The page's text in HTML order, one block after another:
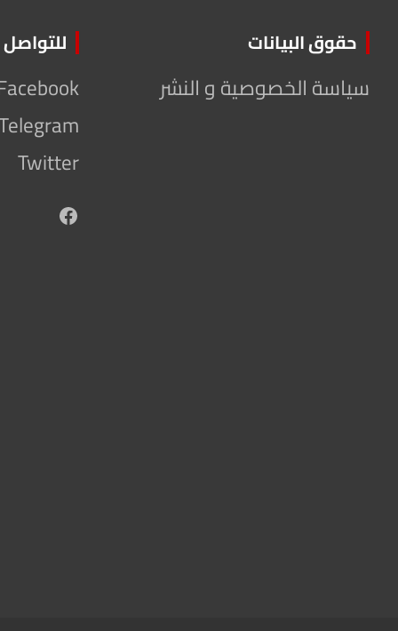
حقوق البيانات
سياسة الخصوصية و النشر
للتواصل
Twitter
Facebook